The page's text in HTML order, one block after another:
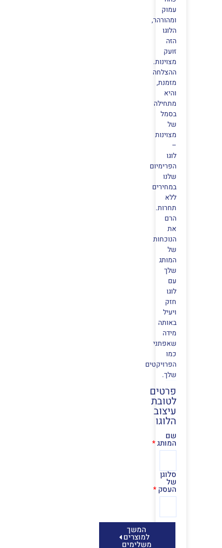
עמוק
ומהורהר,
הלוגו
הזה
זועק
מצוינות.
ההצלחה
מזמנת,
והיא
מתחילה
בסמל
של
מצוינות
–
לוגו
הפרימיום
שלנו
במחירים
ללא
תחרות.
הרם
את
הנוכחות
של
המותג
שלך
עם
לוגו
חזק
ויעיל
באותה
מידה
שאפתני
כמו
הפרויקטים
שלך.
פרטים
לטובת
עיצוב
הלוגו
שם
המותג
סלוגן
של
העסק
המשך
למוצרים
משלימים